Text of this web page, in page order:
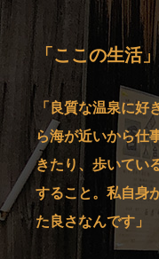
「ここの生活
「良質な温泉に
ら海が近いから仕
きたり、歩いてい
すること。私自身
た良さなんです」